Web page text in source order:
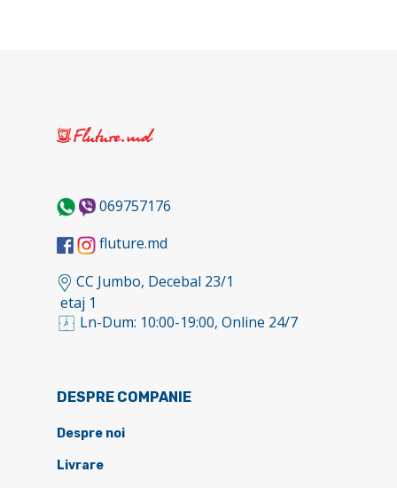
069757176
fluture.md
CC Jumbo, Decebal 23/1
etaj 1
Ln-Dum: 10:00-19:00, Online 24/7
DESPRE COMPANIE
Despre noi
Livrare